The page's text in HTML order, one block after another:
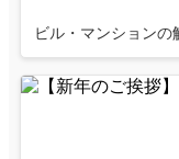
ビル・マンションの